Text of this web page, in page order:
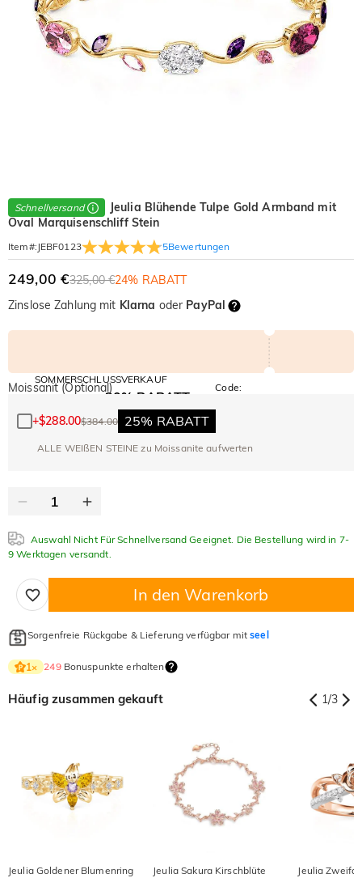
Schnellversand
Jeulia Blühende Tulpe Gold Armband mit
Oval Marquisenschliff Stein
Item#: JEBF0123 5Bewertungen
249,00 €325,00 €24% RABATT
Zinslose Zahlung mit Klarna oder PayPal
SOMMERSCHLUSSVERKAUF
AUF ALLES
30% RABATT
AUF DEN 2.
ARTIKEL
Code:
Kopieren
Moissanit (Optional)
+$288.00$384.00 25% RABATT
ALLE WEIßEN STEINE zu Moissanite aufwerten
Auswahl Nicht Für Schnellversand Geeignet. Die Bestellung wird in 7-
9 Werktagen versandt.
In den Warenkorb
Sorgenfreie Rückgabe & Lieferung verfügbar mitseel
1× 249Bonuspunkte erhalten
Häufig zusammen gekauft 1/3
Jeulia Goldener Blumenring
Jeulia Sakura Kirschblüte
Jeulia